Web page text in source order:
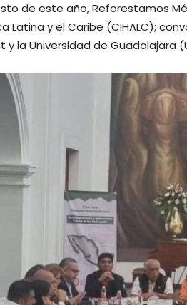
de este año, Reforestamos
Latina y el Caribe (CIHALC);
y la Universidad de Guadalajara